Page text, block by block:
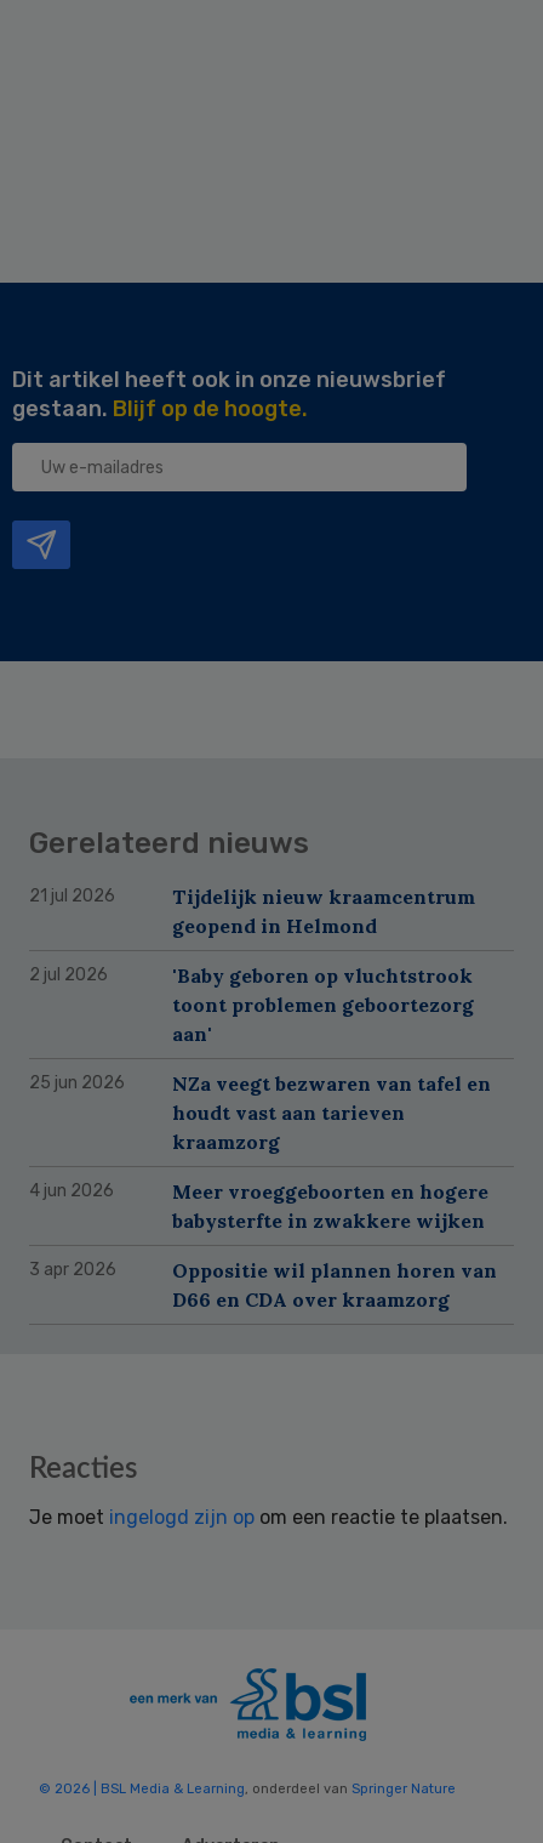
Dit artikel heeft ook in onze nieuwsbrief
gestaan. Blijf op de hoogte.
Uw
Gerelateerd nieuws
21 jul 2026
Tijdelijk nieuw kraamcentrum
geopend in Helmond
2 jul 2026
'Baby geboren op vluchtstrook
toont problemen geboortezorg
aan'
25 jun 2026
NZa veegt bezwaren van tafel en
houdt vast aan tarieven
kraamzorg
4 jun 2026
Meer vroeggeboorten en hogere
babysterfte in zwakkere wijken
3 apr 2026
Oppositie wil plannen horen van
D66 en CDA over kraamzorg
Reader
Reacties
Je moet ingelogd zijn op om een reactie te plaatsen.
© 2026 | BSL Media & Learning , onderdeel van Springer Nature